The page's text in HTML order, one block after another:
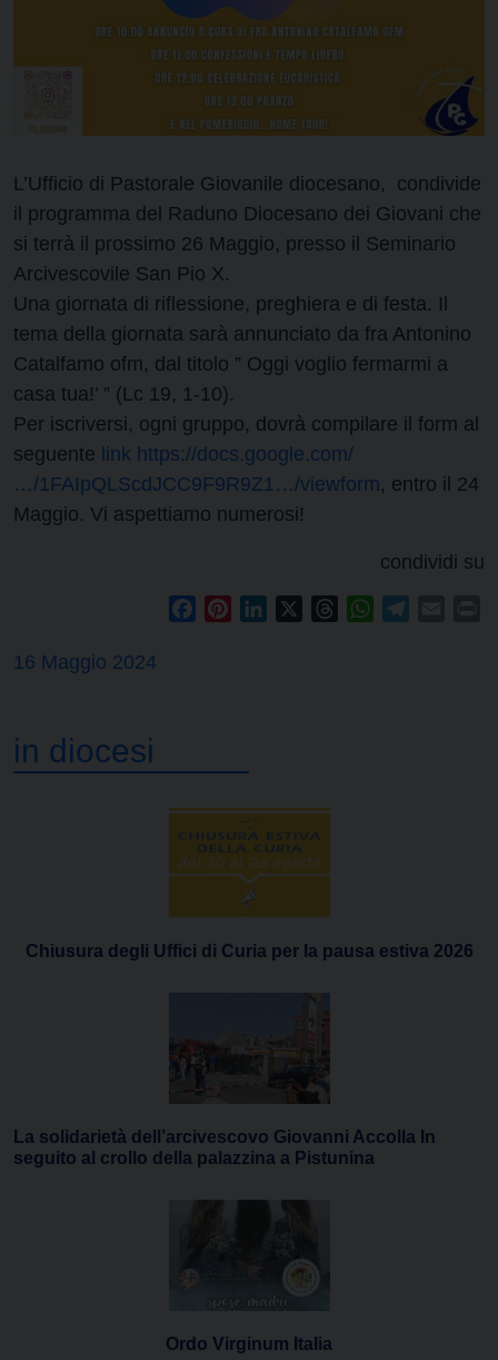
L’Ufficio di Pastorale Giovanile diocesano, condivide
il programma del Raduno Diocesano dei Giovani che
si terrà il prossimo 26 Maggio, presso il Seminario
Arcivescovile San Pio X.
Una giornata di riflessione, preghiera e di festa. Il
tema della giornata sarà annunciato da fra Antonino
Catalfamo ofm, dal titolo ” Oggi voglio fermarmi a
casa tua!’ ” (Lc 19, 1-10).
Per iscriversi, ogni gruppo, dovrà compilare il form al
seguente link https://docs.google.com/
…/1FAIpQLScdJCC9F9R9Z1…/viewform, entro il 24
Maggio. Vi aspettiamo numerosi!
condividi su
FacebookPinterestLinkedIn ThreadsWhatsApp
16 Maggio 2024
in diocesi
Chiusura degli Uffici di Curia per la pausa estiva 2026
La solidarietà dell’arcivescovo Giovanni Accolla In
seguito al crollo della palazzina a Pistunina
Ordo Virginum Italia